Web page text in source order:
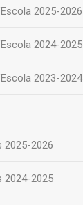
2025-2026
2024-2025
2023-2024
2025-2026
2024-2025